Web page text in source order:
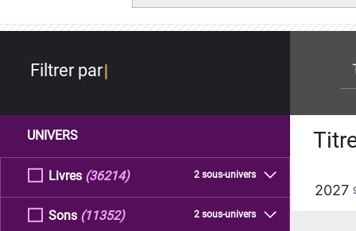
Filtrer par
UNIVERS
Livres 2 sous-univers
(36214)
Sons 2 sous-univers
(11352)
2027